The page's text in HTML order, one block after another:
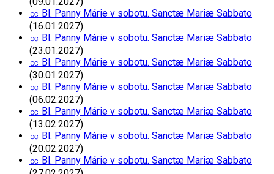
㏄ Bl. Panny Márie v sobotu. Sanctæ Mariæ Sabbato
(16.01.2027)
㏄ Bl. Panny Márie v sobotu. Sanctæ Mariæ Sabbato
(23.01.2027)
㏄ Bl. Panny Márie v sobotu. Sanctæ Mariæ Sabbato
(30.01.2027)
㏄ Bl. Panny Márie v sobotu. Sanctæ Mariæ Sabbato
(06.02.2027)
㏄ Bl. Panny Márie v sobotu. Sanctæ Mariæ Sabbato
(13.02.2027)
㏄ Bl. Panny Márie v sobotu. Sanctæ Mariæ Sabbato
(20.02.2027)
㏄ Bl. Panny Márie v sobotu. Sanctæ Mariæ Sabbato